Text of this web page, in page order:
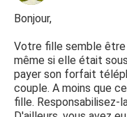
Bonjour,
Votre fille semble
même si elle était
payer son forfait
couple. A moins que
fille. Responsabilisez-